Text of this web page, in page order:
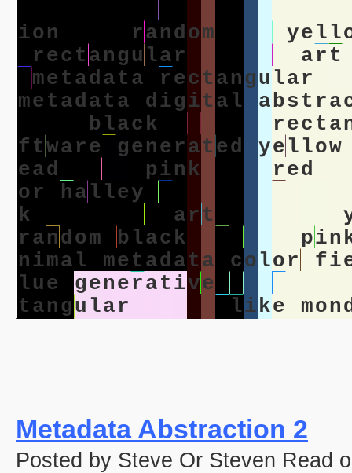
io n random yell
rec t an g u la r ar t
me t adat a rec t angu lar
me t adat a digit a l abs t ra
b lac k rec ta
f twa re ge ne rat ed yellow
ead pin k red
o r ha l ley
k
a r t
random b lac k pin
nima l me t adat a color fi
lue generative
t an gu lar like mon
Metadata Abstraction 2
Posted by Steve Or Steven Read